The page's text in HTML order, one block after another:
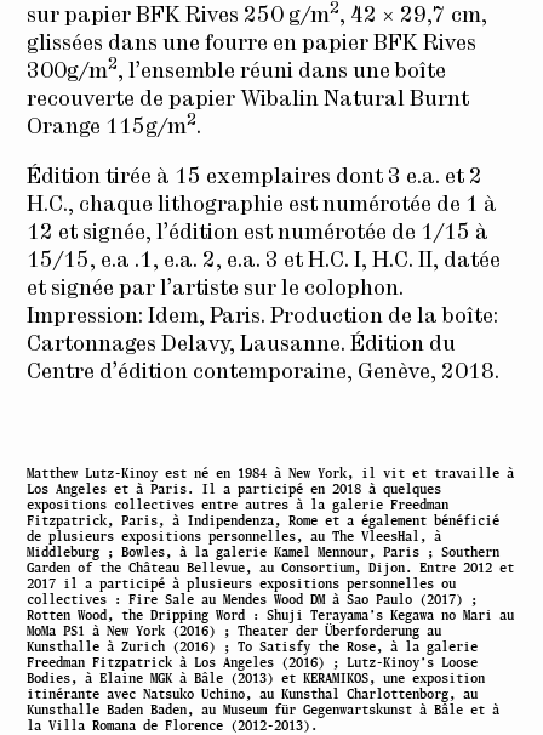
sur papier BFK Rives 250 g/m2, 42 × 29,7 cm,
glissées dans une fourre en papier BFK Rives
300g/m2, l’ensemble réuni dans une boîte
recouverte de papier Wibalin Natural Burnt
Orange 115g/m2.
Édition tirée à 15 exemplaires dont 3 e.a. et 2
H.C., chaque lithographie est numérotée de 1 à
12 et signée, l’édition est numérotée de 1/15 à
15/15, e.a .1, e.a. 2, e.a. 3 et H.C. I, H.C. II, datée
et signée par l’artiste sur le colophon.
Impression: Idem, Paris. Production de la boîte:
Cartonnages Delavy, Lausanne. Édition du
Centre d’édition contemporaine, Genève, 2018.
Matthew Lutz-Kinoy est né en 1984 à New York, il vit et travaille à
Los Angeles et à Paris. Il a participé en 2018 à quelques
expositions collectives entre autres à la galerie Freedman
Fitzpatrick, Paris, à Indipendenza, Rome et a également bénéficié
de plusieurs expositions personnelles, au The VleesHal, à
Middleburg ; Bowles, à la galerie Kamel Mennour, Paris ; Southern
Garden of the Château Bellevue, au Consortium, Dijon. Entre 2012 et
2017 il a participé à plusieurs expositions personnelles ou
collectives : Fire Sale au Mendes Wood DM à Sao Paulo (2017) ;
Rotten Wood, the Dripping Word : Shuji Terayama’s Kegawa no Mari au
MoMa PS1 à New York (2016) ; Theater der Überforderung au
Kunsthalle à Zurich (2016) ; To Satisfy the Rose, à la galerie
Freedman Fitzpatrick à Los Angeles (2016) ; Lutz-Kinoy’s Loose
Bodies, à Elaine MGK à Bâle (2013) et KERAMIKOS, une exposition
itinérante avec Natsuko Uchino, au Kunsthal Charlottenborg, au
Kunsthalle Baden Baden, au Museum für Gegenwartskunst à Bâle et à
la Villa Romana de Florence (2012-2013).